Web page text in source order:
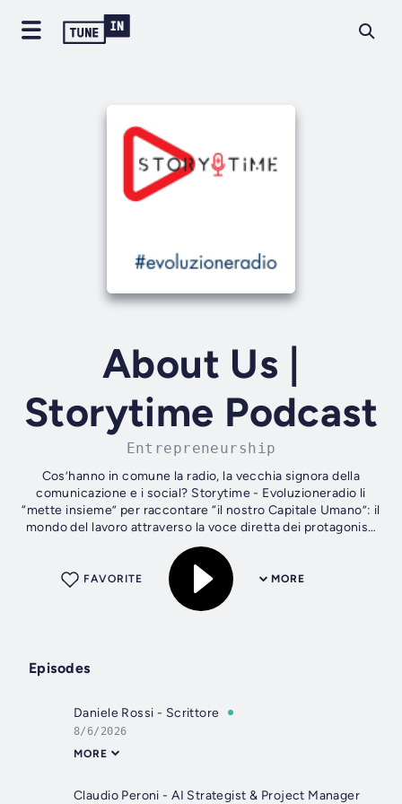
About Us |
Storytime Podcast
Entrepreneurship
Cos’hanno in comune la radio, la vecchia signora della
comunicazione e i social? Storytime - Evoluzioneradio li
“mette insieme” per raccontare “il nostro Capitale Umano”: il
mondo del lavoro attraverso la voce diretta dei protagonisti
che...
MORE
FAVORITE
Episodes
Daniele Rossi - Scrittore
8/6/2026
MORE
Claudio Peroni - AI Strategist & Project Manager